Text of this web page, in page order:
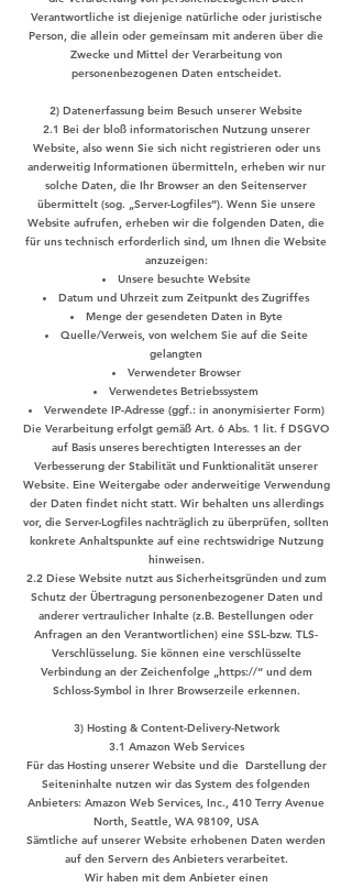
Verantwortliche ist diejenige natürliche oder juristische
Person, die allein oder gemeinsam mit anderen über die
Zwecke und Mittel der Verarbeitung von
personenbezogenen Daten entscheidet.
2) Datenerfassung beim Besuch unserer Website
2.1 Bei der bloß informatorischen Nutzung unserer
Website, also wenn Sie sich nicht registrieren oder uns
anderweitig Informationen übermitteln, erheben wir nur
solche Daten, die Ihr Browser an den Seitenserver
übermittelt (sog. „Server-Logfiles“). Wenn Sie unsere
Website aufrufen, erheben wir die folgenden Daten, die
für uns technisch erforderlich sind, um Ihnen die Website
anzuzeigen:
Unsere besuchte Website
Datum und Uhrzeit zum Zeitpunkt des Zugriffes
Menge der gesendeten Daten in Byte
Quelle/Verweis, von welchem Sie auf die Seite
gelangten
Verwendeter Browser
Verwendetes Betriebssystem
Verwendete IP-Adresse (ggf.: in anonymisierter Form)
Die Verarbeitung erfolgt gemäß Art. 6 Abs. 1 lit. f DSGVO
auf Basis unseres berechtigten Interesses an der
Verbesserung der Stabilität und Funktionalität unserer
Website. Eine Weitergabe oder anderweitige Verwendung
der Daten findet nicht statt. Wir behalten uns allerdings
vor, die Server-Logfiles nachträglich zu überprüfen, sollten
konkrete Anhaltspunkte auf eine rechtswidrige Nutzung
hinweisen.
2.2 Diese Website nutzt aus Sicherheitsgründen und zum
Schutz der Übertragung personenbezogener Daten und
anderer vertraulicher Inhalte (z.B. Bestellungen oder
Anfragen an den Verantwortlichen) eine SSL-bzw. TLS-
Verschlüsselung. Sie können eine verschlüsselte
Verbindung an der Zeichenfolge „https://“ und dem
Schloss-Symbol in Ihrer Browserzeile erkennen.
3) Hosting & Content-Delivery-Network
3.1 Amazon Web Services
Für das Hosting unserer Website und die Darstellung der
Seiteninhalte nutzen wir das System des folgenden
Anbieters: Amazon Web Services, Inc., 410 Terry Avenue
North, Seattle, WA 98109, USA
Sämtliche auf unserer Website erhobenen Daten werden
auf den Servern des Anbieters verarbeitet.
Wir haben mit dem Anbieter einen